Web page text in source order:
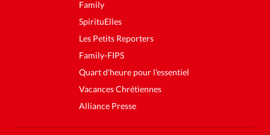
Family
SpirituElles
Les Petits Reporters
Family-FIPS
Quart d'heure pour l'essentiel
Vacances Chrétiennes
Alliance Presse